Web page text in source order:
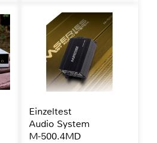
Einzeltest
Audio System
M-500.4MD